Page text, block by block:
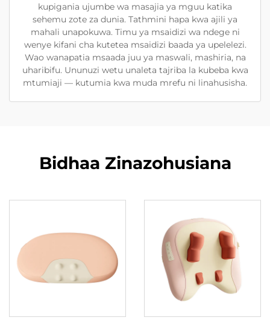
kupigania ujumbe wa masajia ya mguu katika
sehemu zote za dunia. Tathmini hapa kwa ajili ya
mahali unapokuwa. Timu ya msaidizi wa ndege ni
wenye kifani cha kutetea msaidizi baada ya upelelezi.
Wao wanapatia msaada juu ya maswali, mashiria, na
uharibifu. Ununuzi wetu unaleta tajriba la kubeba kwa
mtumiaji — kutumia kwa muda mrefu ni linahusisha.
Bidhaa Zinazohusiana